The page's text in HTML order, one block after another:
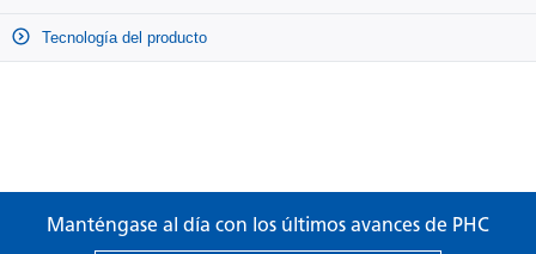
Tecnología del producto
Manténgase al día con los últimos avances de PHC